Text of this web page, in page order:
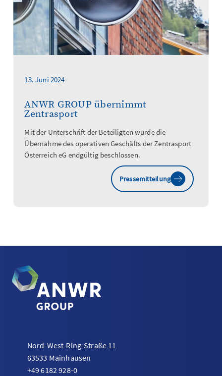
13. Juni 2024
ANWR GROUP übernimmt
Zentrasport
Mit der Unterschrift der Beteiligten wurde die
Übernahme des operativen Geschäfts der Zentrasport
Österreich eG endgültig beschlossen.
Pressemitteilung
Nord-West-Ring-Straße 11
63533 Mainhausen
+49 6182 928-0